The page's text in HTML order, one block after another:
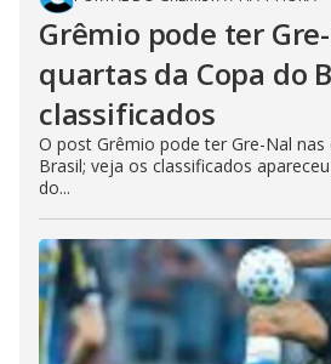
Grêmio pode ter
quartas da Copa do
classificados
O post Grêmio pode ter Gre-Nal
Brasil; veja os classificados
do...